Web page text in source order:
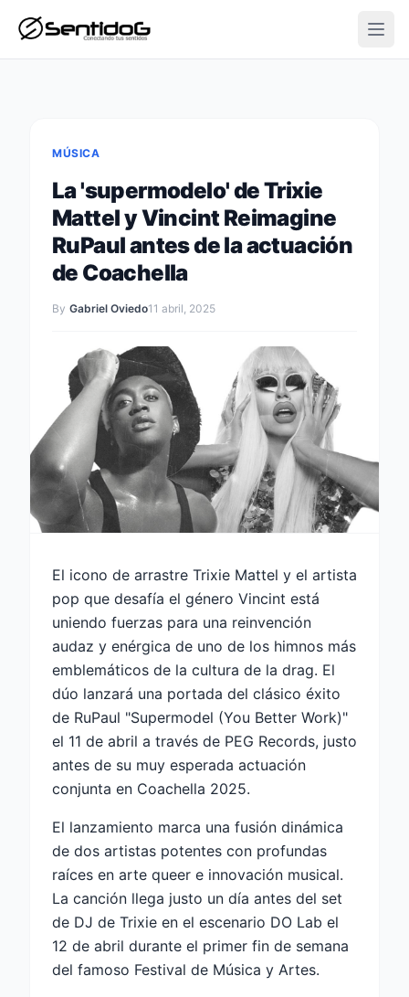
MÚSICA
La 'supermodelo' de Trixie
Mattel y Vincint Reimagine
RuPaul antes de la actuación
de Coachella
By Gabriel Oviedo11 abril, 2025
El icono de arrastre Trixie Mattel y el artista
pop que desafía el género Vincint está
uniendo fuerzas para una reinvención
audaz y enérgica de uno de los himnos más
emblemáticos de la cultura de la drag. El
dúo lanzará una portada del clásico éxito
de RuPaul "Supermodel (You Better Work)"
el ​​11 de abril a través de PEG Records, justo
antes de su muy esperada actuación
conjunta en Coachella 2025.
El lanzamiento marca una fusión dinámica
de dos artistas potentes con profundas
raíces en arte queer e innovación musical.
La canción llega justo un día antes del set
de DJ de Trixie en el escenario DO Lab el
12 de abril durante el primer fin de semana
del famoso Festival de Música y Artes.